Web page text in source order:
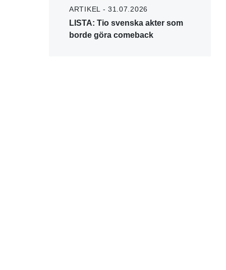
ARTIKEL - 31.07.2026
LISTA: Tio svenska akter som
borde göra comeback